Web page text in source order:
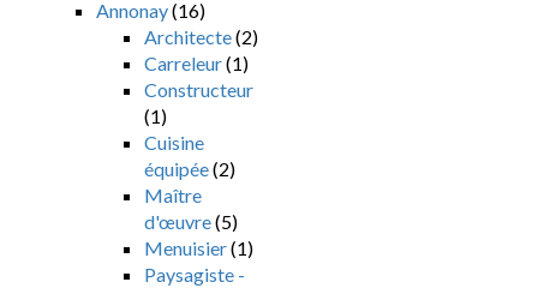
Annonay(16)
Architecte(2)
Carreleur(1)
Constructeur
(1)
Cuisine
équipée(2)
Maître
d'œuvre(5)
Menuisier(1)
Paysagiste -